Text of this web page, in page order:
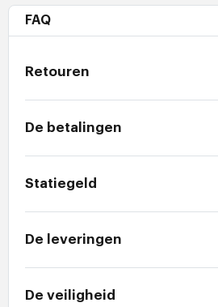
FAQ
Retouren
De betalingen
Statiegeld
De leveringen
De veiligheid